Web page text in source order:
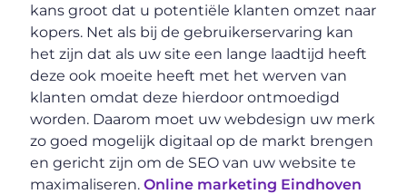
kans groot dat u potentiële klanten omzet naar
kopers. Net als bij de gebruikerservaring kan
het zijn dat als uw site een lange laadtijd heeft
deze ook moeite heeft met het werven van
klanten omdat deze hierdoor ontmoedigd
worden. Daarom moet uw webdesign uw merk
zo goed mogelijk digitaal op de markt brengen
en gericht zijn om de SEO van uw website te
maximaliseren.Online marketing Eindhoven